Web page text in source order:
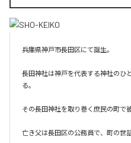
兵庫県神戸市長田区にて誕生。
長田神社は神戸を代表する神社のひ
る。
その長田神社を取り巻く庶民の町で
亡き父は長田区の公務員で、町の世